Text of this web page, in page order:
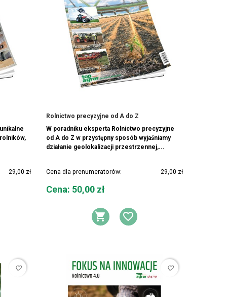
29,00 zł
KOSZYKA
DO LISTY ŻYCZEŃ
Rolnictwo precyzyjne od A do Z
W poradniku eksperta Rolnictwo precyzyjne
od A do Z w przystępny sposób wyjaśniamy
działanie geolokalizacji przestrzennej,...
Cena dla prenumeratorów: 29,00 zł
Cena
Cena: 50,00 zł
DODAJ DO
DODAJ DO
favorite_border favorite_border